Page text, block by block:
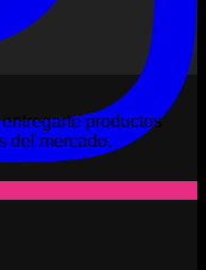
productos
del mercado.